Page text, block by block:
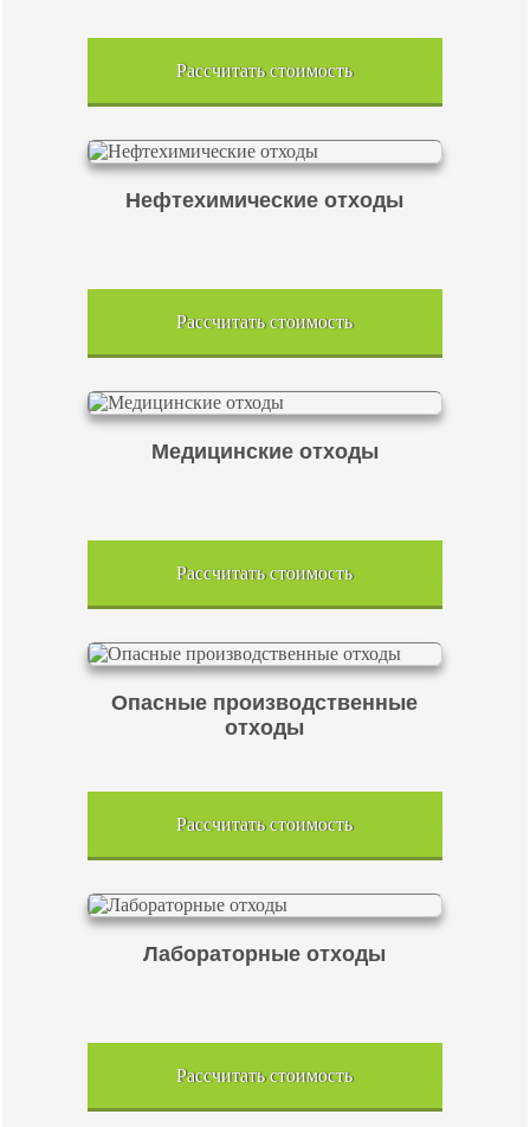
Рассчитать стоимость
Нефтехимические отходы
Рассчитать стоимость
Медицинские отходы
Рассчитать стоимость
Опасные производственные
отходы
Рассчитать стоимость
Лабораторные отходы
Рассчитать стоимость